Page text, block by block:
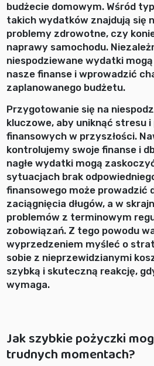
budżecie domowym. Wśród
takich wydatków znajdują się
problemy zdrowotne, czy
naprawy samochodu.
niespodziewane wydatki
nasze finanse i wprowadzić
zaplanowanego budżetu.
Przygotowanie się na
kluczowe, aby uniknąć stresu
finansowych w przyszłości.
kontrolujemy swoje finanse i
nagłe wydatki mogą
sytuacjach brak
finansowego może prowadzić
zaciągnięcia długów, a w
problemów z terminowym
zobowiązań. Z tego powodu
wyprzedzeniem myśleć o
sobie z nieprzewidzianymi
szybką i skuteczną reakcję,
wymaga.
Jak szybkie pożyczki
trudnych momentach?